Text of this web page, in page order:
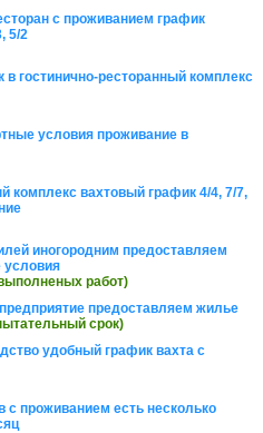
с проживанием график
5/2
гостинично-ресторанный комплекс
условия проживание в
комплекс вахтовый график 4/4, 7/7,
иногородним предоставляем
работ)
предоставляем жилье
срок)
удобный график вахта с
с проживанием есть несколько